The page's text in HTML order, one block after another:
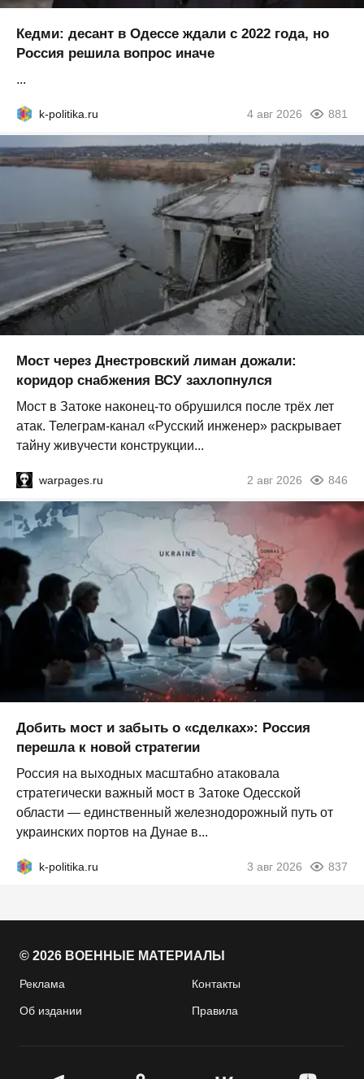
Кедми: десант в Одессе ждали с 2022 года, но
Россия решила вопрос иначе
...
k-politika.ru 4 авг 2026 881
Мост через Днестровский лиман дожали:
коридор снабжения ВСУ захлопнулся
Мост в Затоке наконец-то обрушился после трёх лет
атак. Телеграм-канал «Русский инженер» раскрывает
тайну живучести конструкции...
warpages.ru 2 авг 2026 846
Добить мост и забыть о «сделках»: Россия
перешла к новой стратегии
Россия на выходных масштабно атаковала
стратегически важный мост в Затоке Одесской
области — единственный железнодорожный путь от
украинских портов на Дунае в...
k-politika.ru 3 авг 2026 837
© 2026 ВОЕННЫЕ МАТЕРИАЛЫ
Реклама Контакты
Об издании Правила